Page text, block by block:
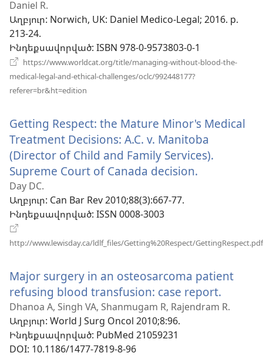
նոր
Daniel R.
Աղբյուր‎: Norwich, UK: Daniel Medico-Legal; 2016. p.
213-24.
Ինդեքսավորված‎: ISBN 978-0-9573803-0-1
https://www.worldcat.org/title/managing-without-blood-the-
medical-legal-and-ethical-challenges/oclc/992448177?
referer=br&ht=edition
պատուհան)
Getting Respect: the Mature Minor's Medical
Treatment Decisions: A.C. v. Manitoba
(Director of Child and Family Services).
Supreme Court of Canada decision.
Day DC.
Աղբյուր‎: Can Bar Rev 2010;88(3):667-77.
Ինդեքսավորված‎: ISSN 0008-3003
http://www.lewisday.ca/ldlf_files/Getting%20Respect/GettingRespect.pdf
նոր
պատուհան)
Major surgery in an osteosarcoma patient
refusing blood transfusion: case report.
է
Dhanoa A, Singh VA, Shanmugam R, Rajendram R.
Աղբյուր‎: World J Surg Oncol 2010;8:96.
Ինդեքսավորված‎: PubMed 21059231
DOI‎: 10.1186/1477-7819-8-96